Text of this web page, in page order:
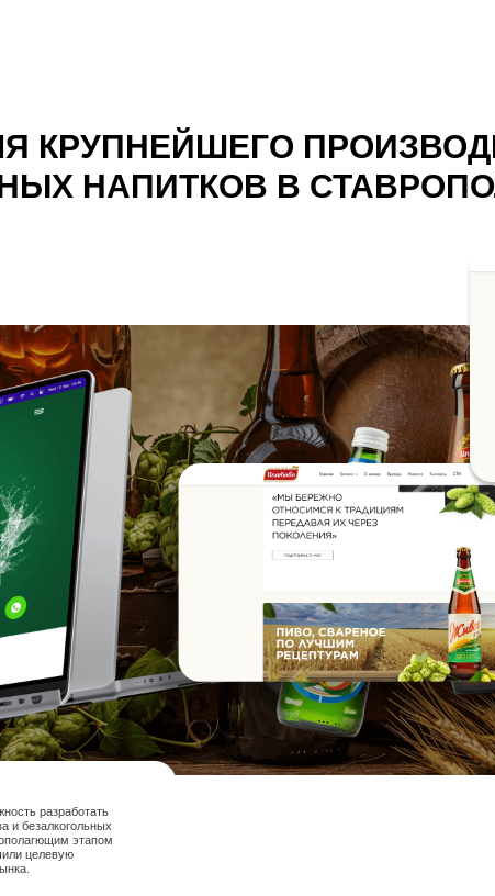
КРУПНЕЙШЕГО
НАПИТКОВ В
разработать
и безалкогольных
этапом
целевую